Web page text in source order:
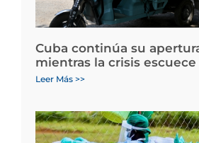
Cuba continúa su
mientras la crisis escuece
Leer Más >>